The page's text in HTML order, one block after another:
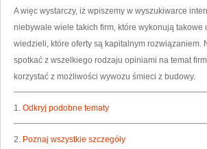
A więc wystarczy, iż wpiszemy w wyszukiwarce
niebywale wiele takich firm, które wykonują takowe
wiedzieli, które oferty są kapitalnym rozwiązaniem.
spotkać z wszelkiego rodzaju opiniami na temat
korzystać z możliwości wywozu śmieci z budowy.
1. Odkryj podobne tematy
2. Poznaj wszystkie szczegóły